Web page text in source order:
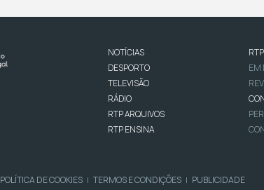
NOTÍCIAS
DESPORTO
TELEVISÃO
RÁDIO
RTP ARQUIVOS
RTP ENSINA
EM
POLÍTICA DE COOKIES | TERMOS E CONDIÇÕES | PUBLICIDADE